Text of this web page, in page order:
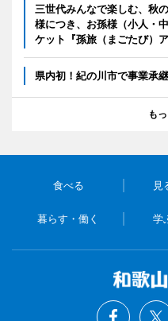
三世代みんなで楽しむ、秋
様につき、お孫様（小人・
ケット『孫旅（まごたび）
県内初！紀の川市で事業承
も
食べる 見
暮らす・働く 学